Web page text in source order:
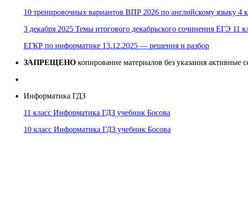
10 тренировочных вариантов ВПР 2026 по английскому языку 4
3 декабря 2025 Темы итогового декабрьского сочинения ЕГЭ 11
ЕГКР по информатике 13.12.2025 — решения и разбор
ЗАПРЕЩЕНО копирование материалов без указания активные
Информатика ГДЗ
11 класс Информатика ГДЗ учебник Босова
10 класс Информатика ГДЗ учебник Босова